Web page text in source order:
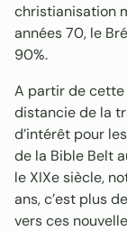
christianisation
années 70, le
90%.
A partir de cette
distancie de la
d’intérêt pour
de la Bible Belt
le XIXe siècle,
ans, c’est plus
vers ces